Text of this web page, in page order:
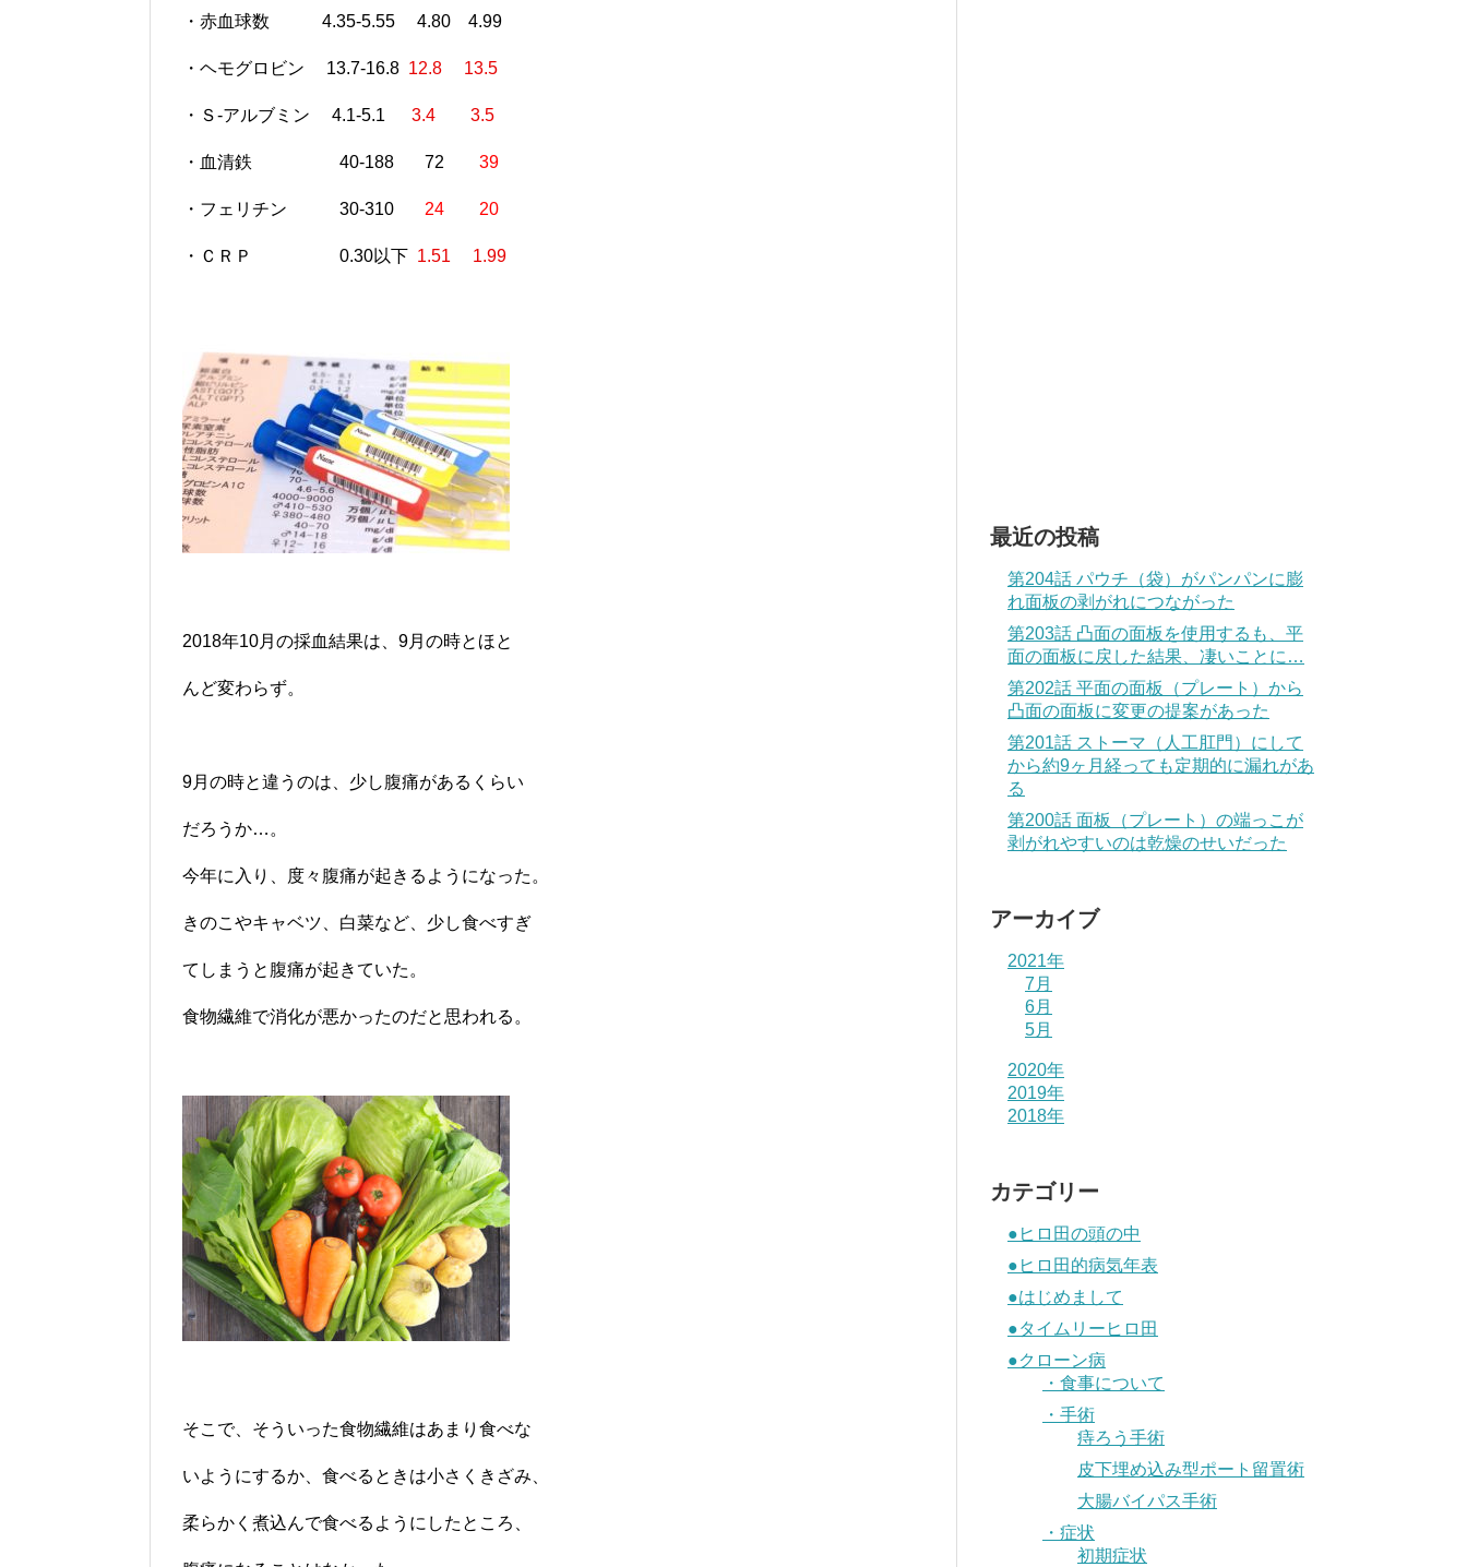
・赤血球数 4.35-5.55 4.80 4.99
・ヘモグロビン 13.7-16.8 12.8 13.5
・Ｓ-アルブミン 4.1-5.1 3.4 3.5
・血清鉄 40-188 72 39
・フェリチン 30-310 24 20
・ＣＲＰ 0.30以下 1.51 1.99
2018年10月の採血結果は、9月の時とほと
んど変わらず。
9月の時と違うのは、少し腹痛があるくらい
だろうか…。
今年に入り、度々腹痛が起きるようになった。
きのこやキャベツ、白菜など、少し食べすぎ
てしまうと腹痛が起きていた。
食物繊維で消化が悪かったのだと思われる。
そこで、そういった食物繊維はあまり食べな
いようにするか、食べるときは小さくきざみ、
柔らかく煮込んで食べるようにしたところ、
最近の投稿
第204話 パウチ（袋）がパンパンに膨
れ面板の剥がれにつながった
第203話 凸面の面板を使用するも、平
面の面板に戻した結果、凄いことに…
第202話 平面の面板（プレート）から
凸面の面板に変更の提案があった
第201話 ストーマ（人工肛門）にして
から約9ヶ月経っても定期的に漏れがあ
る
第200話 面板（プレート）の端っこが
剥がれやすいのは乾燥のせいだった
アーカイブ
2021年
7月
6月
5月
2020年
2019年
2018年
カテゴリー
●ヒロ田の頭の中
●ヒロ田的病気年表
●はじめまして
●タイムリーヒロ田
●クローン病
・食事について
・手術
痔ろう手術
皮下埋め込み型ポート留置術
大腸バイパス手術
・症状
初期症状